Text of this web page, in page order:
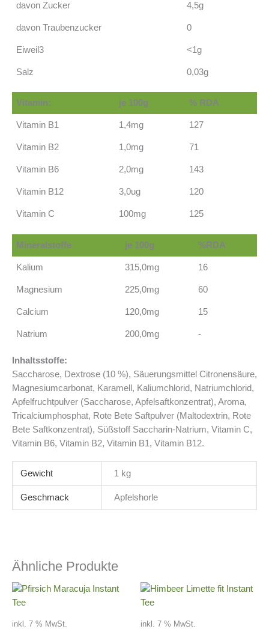
davon Zucker 4,5g
davon Traubenzucker 0
Eiweil3 <1g
Salz 0,03g
Vitamin: je 100g % RDA
Vitamin B1 1,4mg 127
Vitamin B2 1,0mg 71
Vitamin B6 2,0mg 143
Vitamin B12 3,0ug 120
Vitamin C 100mg 125
Mineralstoffe je 100g %RDA
Kalium 315,0mg 16
Magnesium 225,0mg 60
Calcium 120,0mg 15
Natrium 200,0mg -
Inhaltsstoffe:
Saccharose, Dextrose (10 %), Säuerungsmittel Citronensäure,
Magnesiumcarbonat, Karamell, Kaliumchlorid, Natriumchlorid,
Apfelfruchtpulver (Saccharose, Apfelsaftkonzentrat), Aroma,
Tricalciumphosphat, Rote Bete Saftpulver (Maltodextrin, Rote
Bete Saftkonzentrat), Süßstoff Saccharin-Natrium, Vitamin C,
Vitamin B6, Vitamin B2, Vitamin B1, Vitamin B12.
Gewicht 1 kg
Geschmack Apfelshorle
Ähnliche Produkte
inkl. 7 % MwSt. inkl. 7 % MwSt.